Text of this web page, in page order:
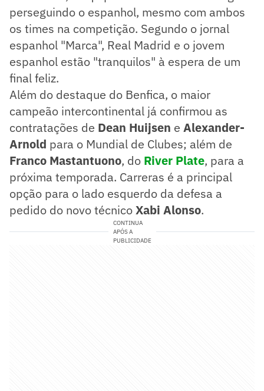
perseguindo o espanhol, mesmo com ambos
os times na competição. Segundo o jornal
espanhol "Marca", Real Madrid e o jovem
espanhol estão "tranquilos" à espera de um
final feliz.
Além do destaque do Benfica, o maior
campeão intercontinental já confirmou as
contratações de Dean Huijsen e Alexander-
Arnold para o Mundial de Clubes; além de
Franco Mastantuono, do River Plate, para a
próxima temporada. Carreras é a principal
opção para o lado esquerdo da defesa a
pedido do novo técnicoXabi Alonso.
CONTINUA
APÓS A
PUBLICIDADE